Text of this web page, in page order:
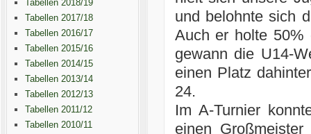
Tabellen 2018/19
Tabellen 2017/18
Tabellen 2016/17
Tabellen 2015/16
Tabellen 2014/15
Tabellen 2013/14
Tabellen 2012/13
Tabellen 2011/12
Tabellen 2010/11
und belohnte sich
Auch er holte 50%
gewann die U14-
einen Platz
24.
Im A-Turnier
einen